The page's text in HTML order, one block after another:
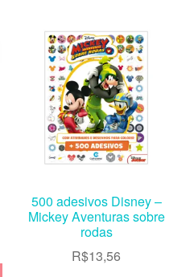
500 adesivos Disney –
Mickey Aventuras sobre
rodas
R$13,56